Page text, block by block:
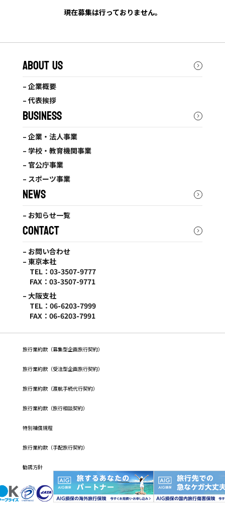
現在募集は行っておりません。
ABOUT US
– 企業概要
– 代表挨拶
BUSINESS
– 企業・法人事業
– 学校・教育機関事業
– 官公庁事業
– スポーツ事業
NEWS
– お知らせ一覧
CONTACT
– お問い合わせ
– 東京本社
TEL：03-3507-9777
FAX：03-3507-9771
– 大阪支社
TEL：06-6203-7999
FAX：06-6203-7991
旅行業約款（募集型企画旅行契約）
旅⾏業約款（受注型企画旅⾏契約）
旅行業約款（渡航手続代行契約）
旅行業約款（旅行相談契約）
特別補償規程
旅行業約款（手配旅行契約）
勧誘方針